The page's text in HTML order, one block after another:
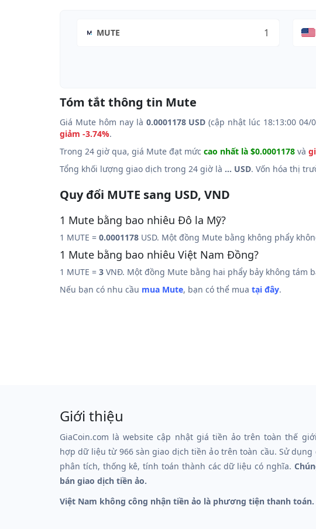
MUTE
Tóm tắt thông tin Mute
Giá Mute hôm nay là 0.0001178 USD (cập nhật lúc 18:13:00
giảm -3.74%.
Trong 24 giờ qua, giá Mute đạt mức cao nhất là $0.0001178 và
Tổng khối lượng giao dịch trong 24 giờ là ... USD. Vốn hóa thị
Quy đổi MUTE sang USD, VND
1 Mute bằng bao nhiêu Đô la Mỹ?
1 MUTE = 0.0001178 USD. Một đồng Mute bằng không phẩy
1 Mute bằng bao nhiêu Việt Nam Đồng?
1 MUTE = 3 VNĐ. Một đồng Mute bằng hai phẩy bảy không tám
Nếu bạn có nhu cầu mua Mute, bạn có thể mua tại đây.
Giới thiệu
GiaCoin.com là website cập nhật giá tiền ảo trên toàn thế
hợp dữ liệu từ 966 sàn giao dịch tiền ảo trên toàn cầu. Sử dụng
phân tích, thống kê, tính toán thành các dữ liệu có nghĩa.
bán giao dịch tiền ảo.
Việt Nam không công nhận tiền ảo là phương tiện thanh toán.